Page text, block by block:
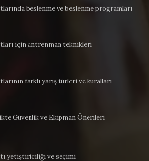
beslenme ve beslenme programları
için antrenman teknikleri
farklı yarış türleri ve kuralları
Güvenlik ve Ekipman Önerileri
yetiştiriciliği ve seçimi